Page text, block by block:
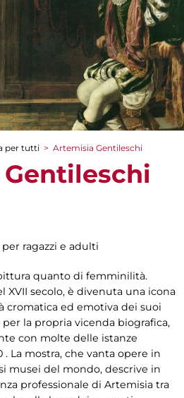
per tutti > Artemisia Gentileschi
ragazzi e adulti
quanto di femminilità.
secolo, è divenuta una icona
cromatica ed emotiva dei suoi
la propria vicenda biografica,
con molte delle istanze
La mostra, che vanta opere in
musei del mondo, descrive in
professionale di Artemisia tra